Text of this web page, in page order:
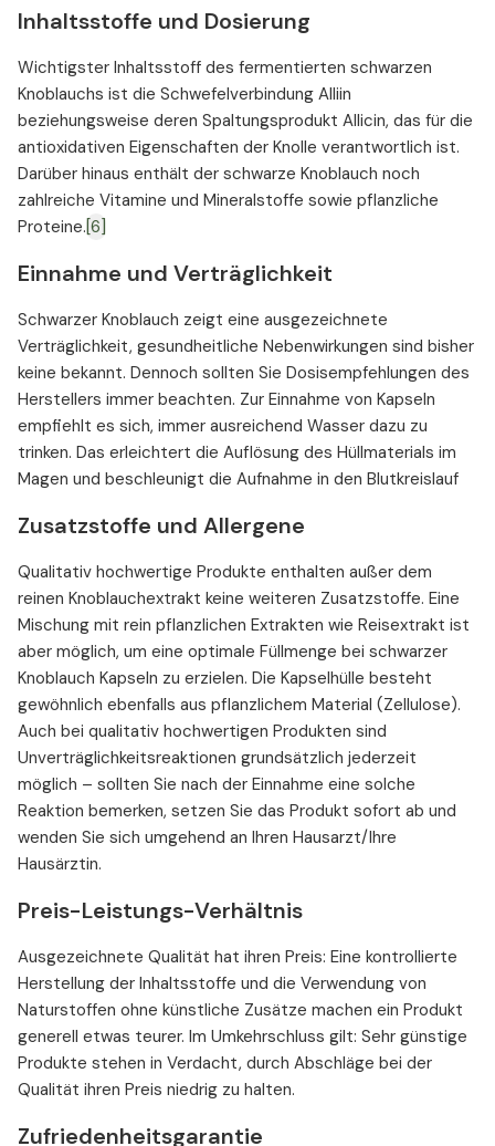
Inhaltsstoffe und Dosierung
Wichtigster Inhaltsstoff des fermentierten schwarzen
Knoblauchs ist die Schwefelverbindung Alliin
beziehungsweise deren Spaltungsprodukt Allicin, das für die
antioxidativen Eigenschaften der Knolle verantwortlich ist.
Darüber hinaus enthält der schwarze Knoblauch noch
zahlreiche Vitamine und Mineralstoffe sowie pflanzliche
Proteine. [6]
Einnahme und Verträglichkeit
Schwarzer Knoblauch zeigt eine ausgezeichnete
Verträglichkeit, gesundheitliche Nebenwirkungen sind bisher
keine bekannt. Dennoch sollten Sie Dosisempfehlungen des
Herstellers immer beachten. Zur Einnahme von Kapseln
empfiehlt es sich, immer ausreichend Wasser dazu zu
trinken. Das erleichtert die Auflösung des Hüllmaterials im
Magen und beschleunigt die Aufnahme in den Blutkreislauf
Zusatzstoffe und Allergene
Qualitativ hochwertige Produkte enthalten außer dem
reinen Knoblauchextrakt keine weiteren Zusatzstoffe. Eine
Mischung mit rein pflanzlichen Extrakten wie Reisextrakt ist
aber möglich, um eine optimale Füllmenge bei schwarzer
Knoblauch Kapseln zu erzielen. Die Kapselhülle besteht
gewöhnlich ebenfalls aus pflanzlichem Material (Zellulose).
Auch bei qualitativ hochwertigen Produkten sind
Unverträglichkeitsreaktionen grundsätzlich jederzeit
möglich – sollten Sie nach der Einnahme eine solche
Reaktion bemerken, setzen Sie das Produkt sofort ab und
wenden Sie sich umgehend an Ihren Hausarzt/Ihre
Hausärztin.
Preis-Leistungs-Verhältnis
Ausgezeichnete Qualität hat ihren Preis: Eine kontrollierte
Herstellung der Inhaltsstoffe und die Verwendung von
Naturstoffen ohne künstliche Zusätze machen ein Produkt
generell etwas teurer. Im Umkehrschluss gilt: Sehr günstige
Produkte stehen in Verdacht, durch Abschläge bei der
Qualität ihren Preis niedrig zu halten.
Zufriedenheitsgarantie